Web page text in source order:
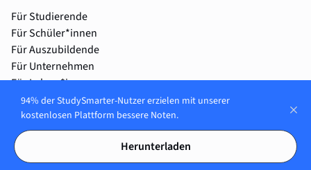
Für Studierende
Für Schüler*innen
Für Auszubildende
Für Unternehmen
Für Lehrer*innen
Für Eltern
Hilfe
94% der StudySmarter-Nutzer erzielen mit unserer
kostenlosen Plattform bessere Noten.
Herunterladen